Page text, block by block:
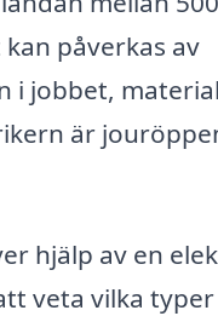
påverkas av
i jobbet,
är
hjälp av en
veta vilka